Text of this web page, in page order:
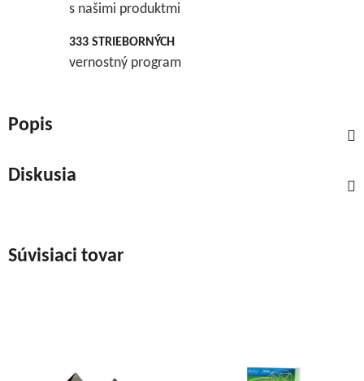
s našimi produktmi
333 STRIEBORNÝCH
vernostný program
Popis
Diskusia
Súvisiaci tovar